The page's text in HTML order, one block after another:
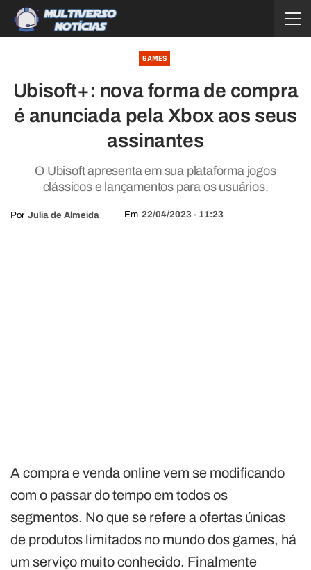
GAMES
Ubisoft+: nova forma de compra
é anunciada pela Xbox aos seus
assinantes
O Ubisoft apresenta em sua plataforma jogos
clássicos e lançamentos para os usuários.
Por Julia de Almeida Em 22/04/2023 - 11:23
A compra e venda online vem se modificando
com o passar do tempo em todos os
segmentos. No que se refere a ofertas únicas
de produtos limitados no mundo dos games, há
um serviço muito conhecido. Finalmente